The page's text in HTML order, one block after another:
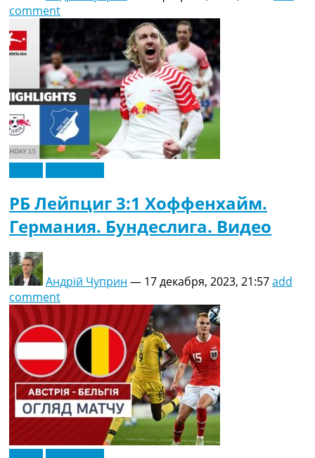
comment
РБ Лейпциг 3:1 Хоффенхайм.
Германия. Бундеслига. Видео
Андрій Чуприн — 17 декабря, 2023, 21:57add
comment